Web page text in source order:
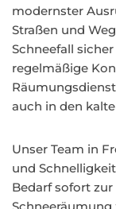
modernster
Straßen und
Schneefall
regelmäßige
auch in den
Unser Team in
und
Bedarf sofort